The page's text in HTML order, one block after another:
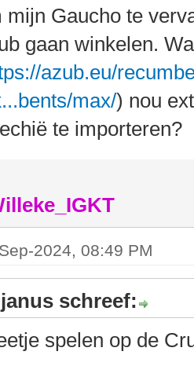
mijn Gaucho te
gaan winkelen.
azub.eu/
max/) nou
te importeren?
2024, 08:49 PM
schreef:
spelen op de